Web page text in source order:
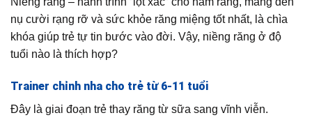
nụ cười rạng rỡ và sức khỏe răng miệng tốt nhất, là chìa
khóa giúp trẻ tự tin bước vào đời. Vậy, niềng răng ở độ
tuổi nào là thích hợp?
Trainer chỉnh nha cho trẻ từ 6-11 tuổi
Đây là giai đoạn trẻ thay răng từ sữa sang vĩnh viễn.